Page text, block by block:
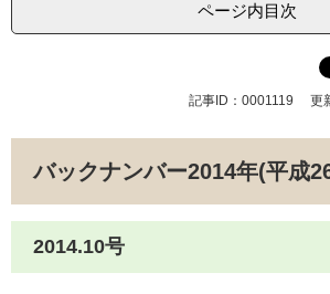
ページ内目次
記事ID：0001119 更
バックナンバー2014年(平成
2014.10号